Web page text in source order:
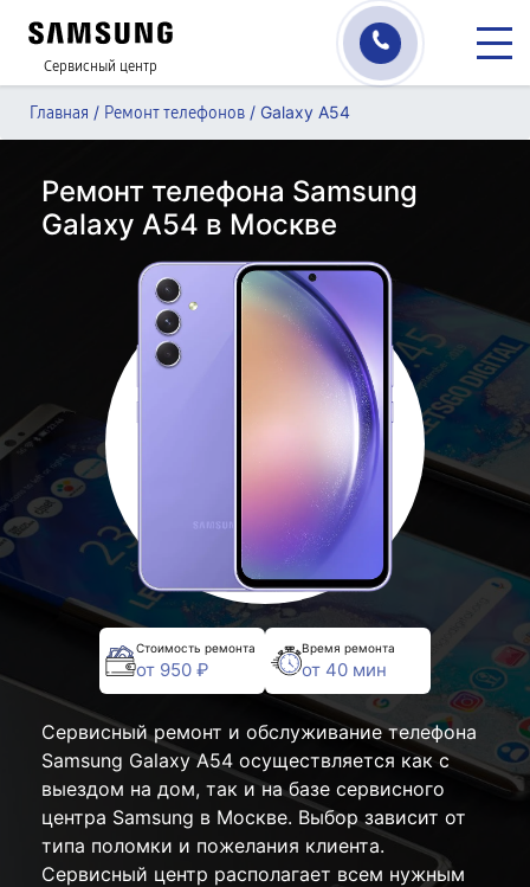
Сервисный центр
Главная / Ремонт телефонов / Galaxy A54
Ремонт телефона Samsung
Galaxy A54 в Москве
Стоимость ремонта
от 950 ₽
Время ремонта
от 40 мин
Сервисный ремонт и обслуживание телефона
Samsung Galaxy A54 осуществляется как с
выездом на дом, так и на базе сервисного
центра Samsung в Москве. Выбор зависит от
типа поломки и пожелания клиента.
Сервисный центр располагает всем нужным